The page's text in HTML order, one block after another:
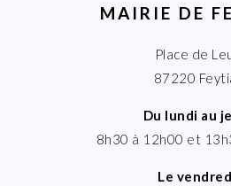
MAIRIE DE
Place de
87220
Du lundi au
8h30 à 12h00 et
Le